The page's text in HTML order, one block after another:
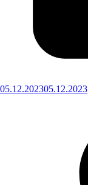
05.12.202305.12.2023